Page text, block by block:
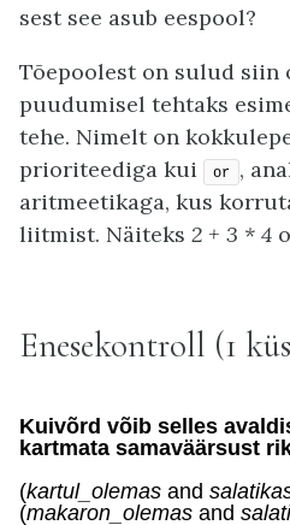
sest see asub eespool?
Tõepoolest on sulud siin
puudumisel tehtaks
tehe. Nimelt on
prioriteediga kui
or
,
aritmeetikaga, kus
liitmist. Näiteks 2 + 3 * 4
Enesekontroll (1